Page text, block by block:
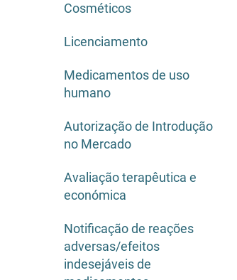
Cosméticos
Licenciamento
Medicamentos de uso
humano
Autorização de Introdução
no Mercado
Avaliação terapêutica e
económica
Notificação de reações
adversas/efeitos
indesejáveis de